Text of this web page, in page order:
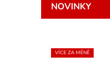
NOVINKY
VÍCE ZA MÉNĚ